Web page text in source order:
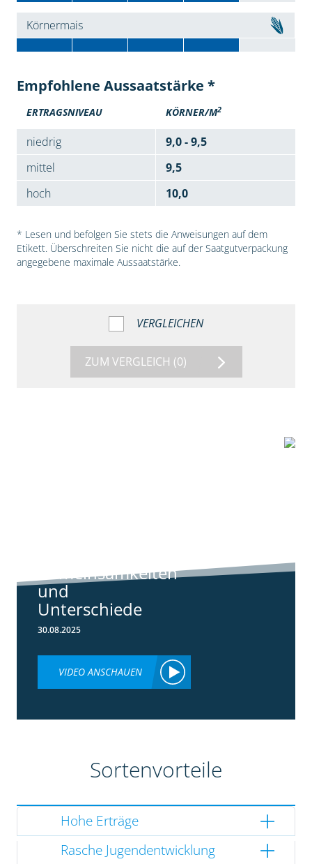
Körnermais
Empfohlene Aussaatstärke *
ERTRAGSNIVEAU KÖRNER/M2
niedrig
9,0 - 9,5
mittel
9,5
hoch
10,0
* Lesen und befolgen Sie stets die Anweisungen auf dem
Etikett. Überschreiten Sie nicht die auf der Saatgutverpackung
angegebene maximale Aussaatstärke.
VERGLEICHEN
ZUM VERGLEICH (0)
Gemeinsamkeiten
und
Unterschiede
30.08.2025
VIDEO ANSCHAUEN
Sortenvorteile
Hohe Erträge
Rasche Jugendentwicklung